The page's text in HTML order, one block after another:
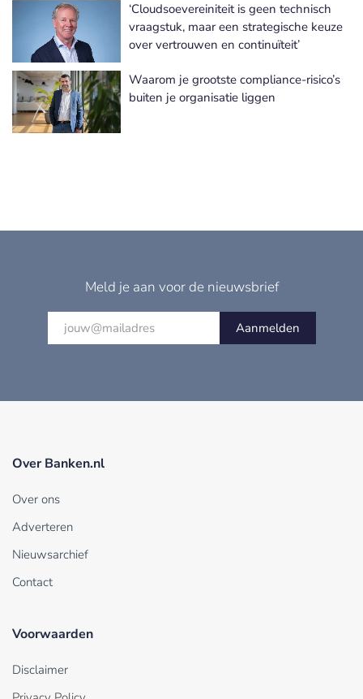
‘Cloudsoevereiniteit is geen technisch
vraagstuk, maar een strategische keuze
over vertrouwen en continuïteit’
Waarom je grootste compliance-risico’s
buiten je organisatie liggen
Meld je aan voor de nieuwsbrief
Aanmelden
Over Banken.nl
Over ons
Adverteren
Nieuwsarchief
Contact
Voorwaarden
Disclaimer